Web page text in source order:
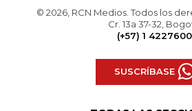
© 2026, RCN Medios. Todos los
Cr. 13a 37-32,
(+57) 1 4227600
SUSCRÍBASE